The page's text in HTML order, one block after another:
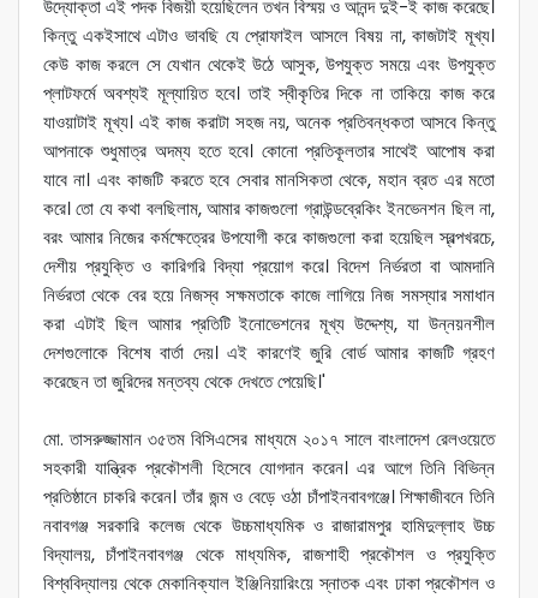
উদ্যোক্তা এই পদক বিজয়ী হয়েছিলেন তখন বিস্ময় ও আনন্দ দুই-ই কাজ করেছে।
কিন্তু একইসাথে এটাও ভাবছি যে প্রোফাইল আসলে বিষয় না, কাজটাই মূখ্য।
কেউ কাজ করলে সে যেখান থেকেই উঠে আসুক, উপযুক্ত সময়ে এবং উপযুক্ত
প্লাটফর্মে অবশ্যই মূল্যায়িত হবে। তাই স্বীকৃতির দিকে না তাকিয়ে কাজ করে
যাওয়াটাই মূখ্য। এই কাজ করাটা সহজ নয়, অনেক প্রতিবন্ধকতা আসবে কিন্তু
আপনাকে শুধুমাত্র অদম্য হতে হবে। কোনো প্রতিকূলতার সাথেই আপোষ করা
যাবে না। এবং কাজটি করতে হবে সেবার মানসিকতা থেকে, মহান ব্রত এর মতো
করে। তো যে কথা বলছিলাম, আমার কাজগুলো গ্রাউন্ডব্রেকিং ইনভেনশন ছিল না,
বরং আমার নিজের কর্মক্ষেত্রের উপযোগী করে কাজগুলো করা হয়েছিল স্বল্পখরচে,
দেশীয় প্রযুক্তি ও কারিগরি বিদ্যা প্রয়োগ করে। বিদেশ নির্ভরতা বা আমদানি
নির্ভরতা থেকে বের হয়ে নিজস্ব সক্ষমতাকে কাজে লাগিয়ে নিজ সমস্যার সমাধান
করা এটাই ছিল আমার প্রতিটি ইনোভেশনের মূখ্য উদ্দেশ্য, যা উন্নয়নশীল
দেশগুলোকে বিশেষ বার্তা দেয়। এই কারণেই জুরি বোর্ড আমার কাজটি গ্রহণ
করেছেন তা জুরিদের মন্তব্য থেকে দেখতে পেয়েছি।'
মো. তাসরুজ্জামান ৩৫তম বিসিএসের মাধ্যমে ২০১৭ সালে বাংলাদেশ রেলওয়েতে
সহকারী যান্ত্রিক প্রকৌশলী হিসেবে যোগদান করেন। এর আগে তিনি বিভিন্ন
প্রতিষ্ঠানে চাকরি করেন। তাঁর জন্ম ও বেড়ে ওঠা চাঁপাইনবাবগঞ্জে। শিক্ষাজীবনে তিনি
নবাবগঞ্জ সরকারি কলেজ থেকে উচ্চমাধ্যমিক ও রাজারামপুর হামিদুল্লাহ উচ্চ
বিদ্যালয়, চাঁপাইনবাবগঞ্জ থেকে মাধ্যমিক, রাজশাহী প্রকৌশল ও প্রযুক্তি
বিশ্ববিদ্যালয় থেকে মেকানিক্যাল ইঞ্জিনিয়ারিংয়ে স্নাতক এবং ঢাকা প্রকৌশল ও